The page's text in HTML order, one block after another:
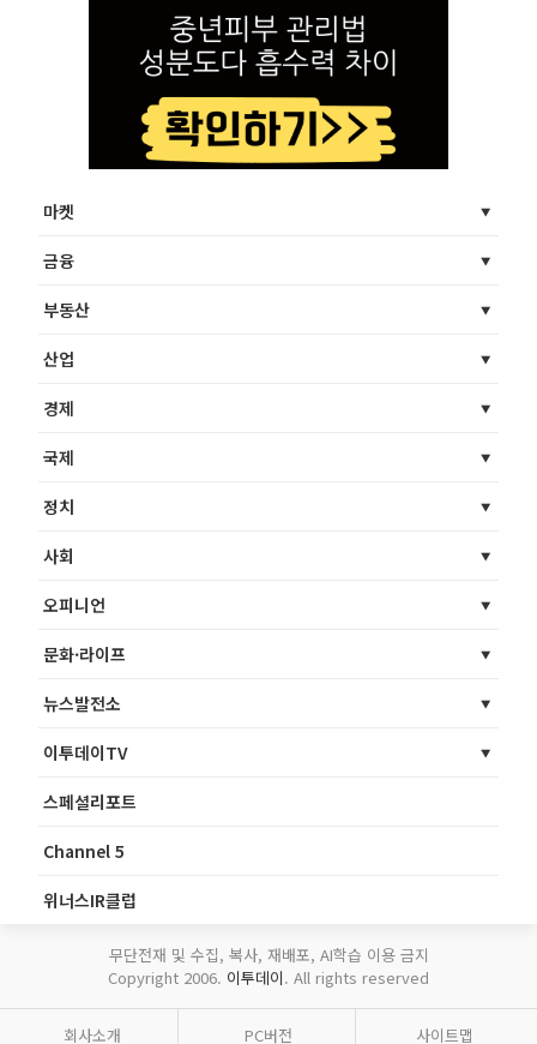
마켓
금융
부동산
산업
경제
국제
정치
사회
오피니언
문화·라이프
뉴스발전소
이투데이TV
스페셜리포트
Channel 5
위너스IR클럽
무단전재 및 수집, 복사, 재배포, AI학습 이용 금지
Copyright 2006. 이투데이. All rights reserved
회사소개 PC버전 사이트맵